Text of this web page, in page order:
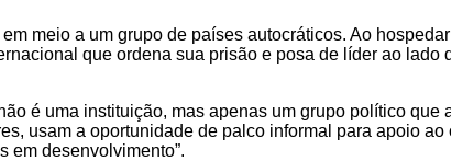
meio a um grupo de países autocráticos. Ao
que ordena sua prisão e posa de líder ao lado
é uma instituição, mas apenas um grupo político que
usam a oportunidade de palco informal para apoio ao
em desenvolvimento”.